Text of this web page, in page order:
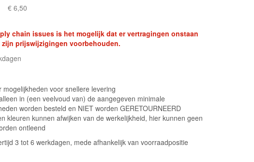
€ 6,50
chain issues is het mogelijk dat er vertragingen onstaan
prijswijzigingen voorbehouden.
mogelijkheden voor snellere levering
in (een veelvoud van) de aangegeven minimale
worden besteld en NIET worden GERETOURNEERD
kleuren kunnen afwijken van de werkelijkheid, hier kunnen geen
ontleend
3 tot 6 werkdagen, mede afhankelijk van voorraadpositie